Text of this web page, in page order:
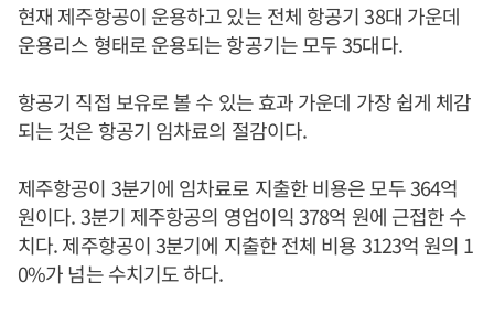
현재 제주항공이 운용하고 있는 전체 항공기 38대 가운데
운용리스 형태로 운용되는 항공기는 모두 35대다.
항공기 직접 보유로 볼 수 있는 효과 가운데 가장 쉽게 체감
되는 것은 항공기 임차료의 절감이다.
제주항공이 3분기에 임차료로 지출한 비용은 모두 364억
원이다. 3분기 제주항공의 영업이익 378억 원에 근접한 수
치다. 제주항공이 3분기에 지출한 전체 비용 3123억 원의 1
0%가 넘는 수치기도 하다.